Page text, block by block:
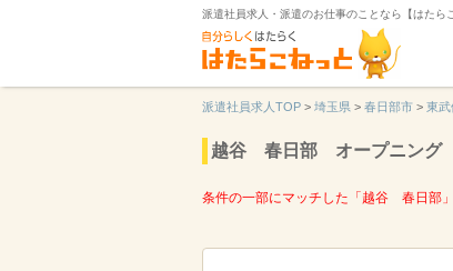
派遣社員求人・派遣のお仕事のことなら【はたら
派遣社員求人TOP > 埼玉県 > 春日部市 > 東武
越谷 春日部 オープニング
条件の一部にマッチした「越谷 春日部